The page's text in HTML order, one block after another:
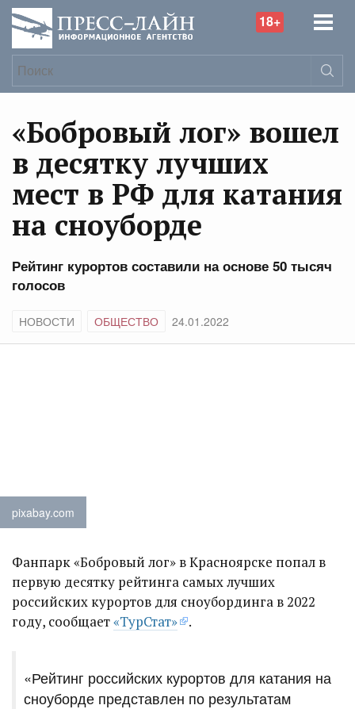
18+
«Бобровый лог» вошел
в десятку лучших
мест в РФ для катания
на сноуборде
Рейтинг курортов составили на основе 50 тысяч
голосов
НОВОСТИ ОБЩЕСТВО 24.01.2022
pixabay.com
Фанпарк «Бобровый лог» в Красноярске попал в
первую десятку рейтинга самых лучших
российских курортов для сноубординга в 2022
году, сообщает«ТурСтат» .
«Рейтинг российских курортов для катания на
сноуборде представлен по результатам